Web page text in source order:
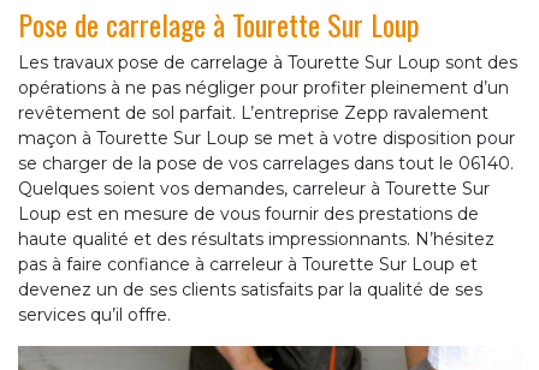
Pose de carrelage à Tourette Sur Loup
Les travaux pose de carrelage à Tourette Sur Loup sont des
opérations à ne pas négliger pour profiter pleinement d’un
revêtement de sol parfait. L’entreprise Zepp ravalement
maçon à Tourette Sur Loup se met à votre disposition pour
se charger de la pose de vos carrelages dans tout le 06140.
Quelques soient vos demandes, carreleur à Tourette Sur
Loup est en mesure de vous fournir des prestations de
haute qualité et des résultats impressionnants. N’hésitez
pas à faire confiance à carreleur à Tourette Sur Loup et
devenez un de ses clients satisfaits par la qualité de ses
services qu’il offre.